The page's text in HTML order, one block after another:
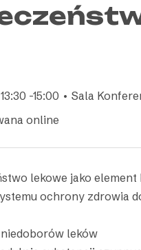
-15:00 • Sala
online
lekowe jako
ochrony zdrowia
leków